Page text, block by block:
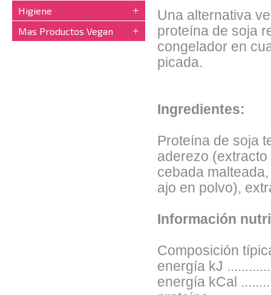
Higiene
Mas Productos Vegan
Una alternativa
proteína de soja
congelador en
picada.
Ingredientes:
Proteína de soja
aderezo
cebada
ajo en polvo),
Información
Composición
energía kJ
energía kCal